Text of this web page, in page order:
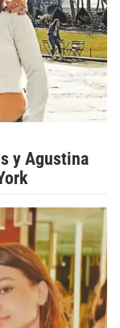
y Agustina